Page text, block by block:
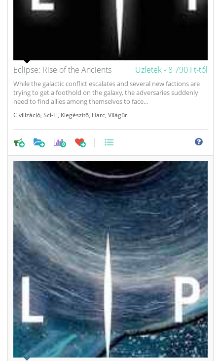
Üzletek - 8 790 Ft-tól
Eclipse: Rise of the Ancients
While the galactic conflict escalates and several new factions are
trying to get a foothold on the galaxy, the adversaries suddenly
need to find allies among themselves to face...
Civilizáció Sci-Fi Kiegészítő Harc Világűr
0